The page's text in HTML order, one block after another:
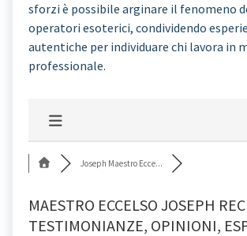
sforzi è possibile arginare il fenomeno
operatori esoterici, condividendo
autentiche per individuare chi lavora in
professionale.
Joseph Maestro Ecce...
MAESTRO ECCELSO JOSEPH
TESTIMONIANZE, OPINIONI,